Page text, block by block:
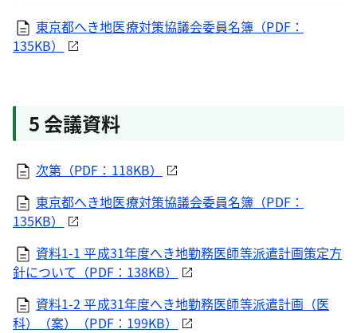
東京都へき地医療対策協議会委員名簿（PDF：
135KB）
5 会議資料
次第（PDF：118KB）
東京都へき地医療対策協議会委員名簿（PDF：
135KB）
資料1-1 平成31年度へき地勤務医師等派遣計画策定方
針について（PDF：138KB）
資料1-2 平成31年度へき地勤務医師等派遣計画（医
科）（案）（PDF：199KB）